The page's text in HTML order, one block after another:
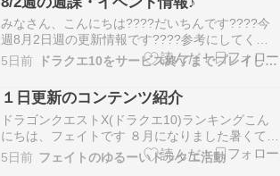
みなさん、こんにちは????だいちんです????今
週8月2日週の更新情報です????参考にしてくれ
たら嬉しいです????2026年8月2日(日) ～ 2026年
8月8日(土)までのものです。ドラゴンクエストX
ランキング 目次 ①週課 ②隔週課 ③月課 ④イベ
ント情報 ①週課 ■源…
5日前 ドラクエ10をサービス終了までプレイしたプクリポのお話
１日更新のコンテンツ紹介
ドラゴンクエストX(ドラクエ10)ランキングこん
にちは、フェイトです ８月になりました暑くてエ
アコンがフル稼働中です今月最初の記事は月課と
隔週コンテンツの紹介です 異界アスタルジア闘技
5日前 フェイトのゆるーいドラクエ活動